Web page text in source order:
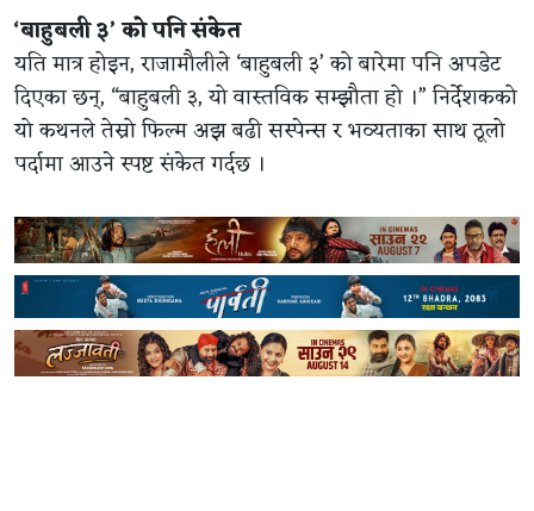
‘बाहुबली ३’ को पनि संकेत
यति मात्र होइन, राजामौलीले ‘बाहुबली ३’ को बारेमा पनि अपडेट
दिएका छन्, “बाहुबली ३, यो वास्तविक सम्झौता हो ।” निर्देशकको
यो कथनले तेस्रो फिल्म अझ बढी सस्पेन्स र भव्यताका साथ ठूलो
पर्दामा आउने स्पष्ट संकेत गर्दछ ।